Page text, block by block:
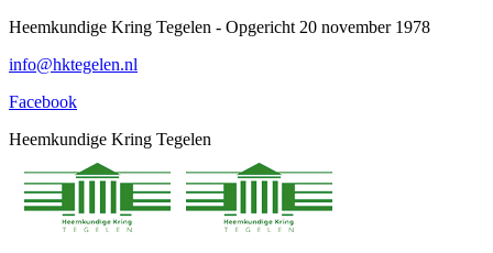
Spring
content
Heemkundige Kring Tegelen - Opgericht 20 november 1978
info@hktegelen.nl
Facebook
Heemkundige Kring Tegelen